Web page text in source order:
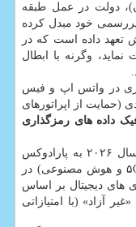
عربستان)، دولت در عمل طبقه
خود مبدل کرده
داده است که در
وگرنه با ابطال
در واتس اپ و فیس
(حمایت از اپراتورهای
داده های رمزگذاری
کشورهای شورای همکاری خلیج فارس در سال ۲۰۲۶ به پارادوکس
عجیبی رسیده اند: آنها از نظر زیرساخت (۵G و هوش مصنوعی) در
های دیجیتال بر اساس
آزاد» (با امتیازاتی